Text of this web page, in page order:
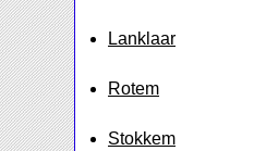
Lanklaar
Rotem
Stokkem